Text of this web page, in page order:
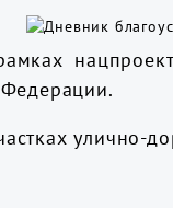
улично-